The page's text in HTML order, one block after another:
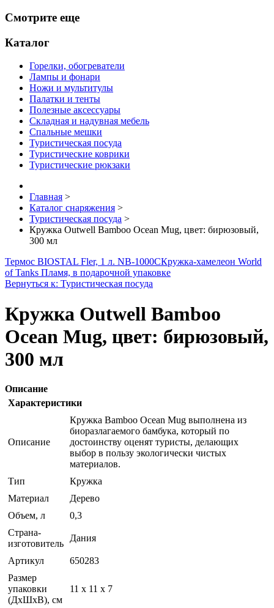
Смотрите еще
Каталог
Горелки, обогреватели
Лампы и фонари
Ножи и мультитулы
Палатки и тенты
Полезные аксессуары
Складная и надувная мебель
Спальные мешки
Туристическая посуда
Туристические коврики
Туристические рюкзаки
Главная >
Каталог снаряжения >
Туристическая посуда >
Кружка Outwell Bamboo Ocean Mug, цвет: бирюзовый,
300 мл
Термос BIOSTAL Fler, 1 л. NB-1000СКружка-хамелеон World
of Tanks Пламя, в подарочной упаковке
Вернуться к: Туристическая посуда
Кружка Outwell Bamboo
Ocean Mug, цвет: бирюзовый,
300 мл
Описание
Характеристики
Описание
Кружка Bamboo Ocean Mug выполнена из
биоразлагаемого бамбука, который по
достоинству оценят туристы, делающих
выбор в пользу экологически чистых
материалов.
Тип
Кружка
Материал
Дерево
Объем, л
0,3
Страна-
изготовитель
Дания
Артикул
650283
Размер
упаковки
(ДхШхВ), см
11 x 11 x 7